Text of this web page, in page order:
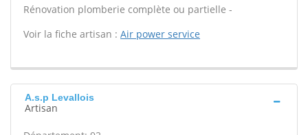
Rénovation plomberie complète ou partielle -
Voir la fiche artisan : Air power service
A.s.p Levallois
Artisan